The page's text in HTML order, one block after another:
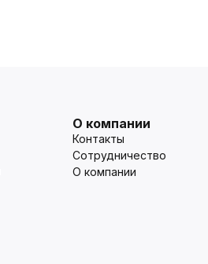
О компании
Контакты
Сотрудничество
О компании